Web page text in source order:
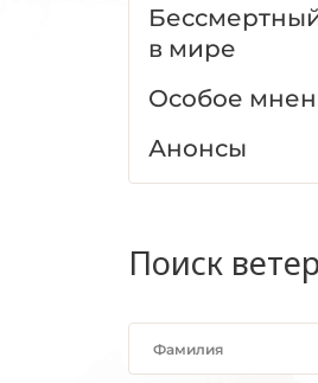
в мире
Особое
Анонсы
Поиск